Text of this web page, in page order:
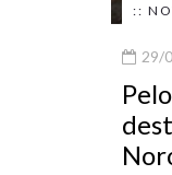
::
29/